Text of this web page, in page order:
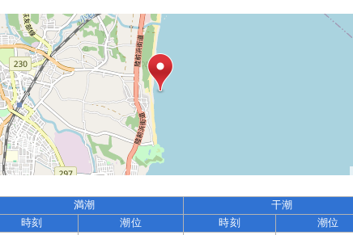
満潮 干潮
時刻 潮位 時刻 潮位